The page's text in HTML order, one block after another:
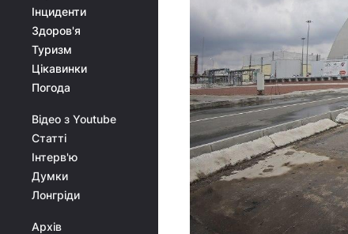
Інциденти
Здоров'я
Туризм
Цікавинки
Погода
Відео з Youtube
Статті
Інтерв'ю
Думки
Лонгріди
Архів